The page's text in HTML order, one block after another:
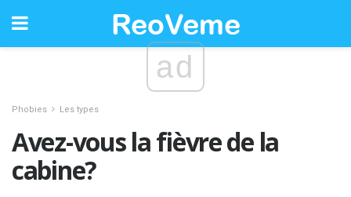
ad
Phobies Les types
Avez-vous la fièvre de la
cabine?